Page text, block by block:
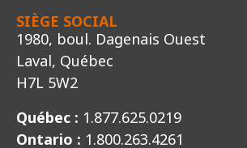
SIÈGE SOCIAL
1980, boul. Dagenais Ouest
Laval, Québec
H7L 5W2
Québec : 1.877.625.0219
Ontario : 1.800.263.4261